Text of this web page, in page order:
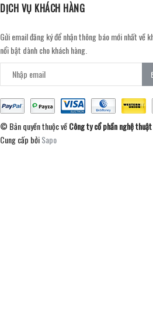
DỊCH VỤ KHÁCH HÀNG
Gửi email đăng ký để nhận thông báo mới nhất về
nổi bật dành cho khách hàng.
© Bản quyền thuộc vềCông ty cổ phần nghệ
Cung cấp bởiSapo